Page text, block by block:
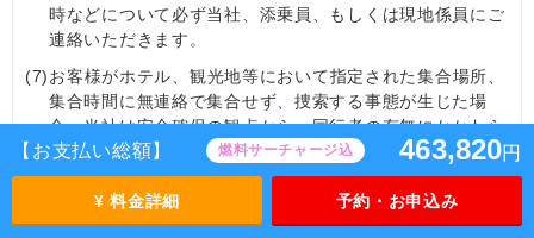
【お支払い総額】 燃料サーチャージ込 463,820円
¥ 料金詳細 予約・お申込み
時などについて必ず当社、添乗員、もしくは現地係員にご
連絡いただきます。
(7)お客様がホテル、観光地等において指定された集合場所、
集合時間に無連絡で集合せず、捜索する事態が生じた場
合、当社は安全確保の観点から、同行者の有無にかかわら
ず、捜索活動のため関係機関に必要な措置を講じることが
あります。この捜索にかかる経費はお客様負担となりま